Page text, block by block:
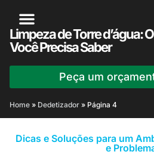
Limpeza de Torre d’água:
Você Precisa Saber
Peça um
Home » Dedetizador » Página 4
Dicas e Soluções para um
e